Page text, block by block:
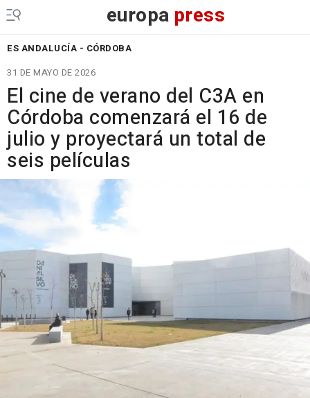
europa press
ES ANDALUCÍA - CÓRDOBA
31 DE MAYO DE 2026
El cine de verano del C3A en
Córdoba comenzará el 16 de
julio y proyectará un total de
seis películas